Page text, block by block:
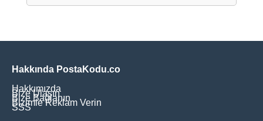
Hakkında PostaKodu.co
Hakkımızda
Bize Ulaşın
Bize Bağlanın
Bizimle Reklam Verin
SSS